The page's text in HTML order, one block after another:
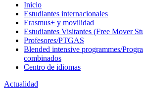
Inicio
Estudiantes internacionales
Erasmus+ y movilidad
Estudiantes Visitantes (Free Mover
Profesores/PTGAS
Blended intensive programmes/
combinados
Centro de idiomas
Actualidad